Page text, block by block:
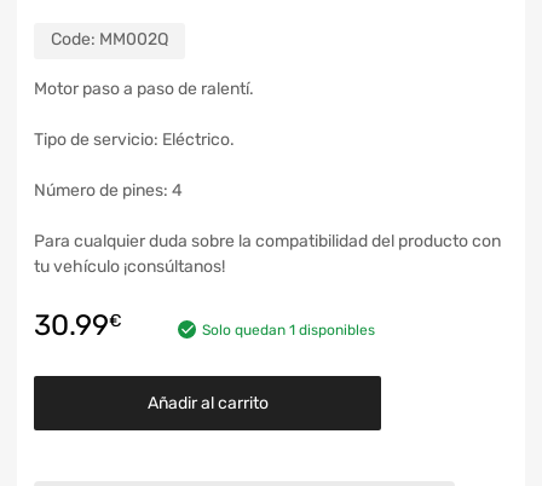
Code: MM002Q
Motor paso a paso de ralentí.
Tipo de servicio: Eléctrico.
Número de pines: 4
Para cualquier duda sobre la compatibilidad del producto con
tu vehículo ¡consúltanos!
30.99€ Solo quedan 1 disponibles
Añadir al carrito